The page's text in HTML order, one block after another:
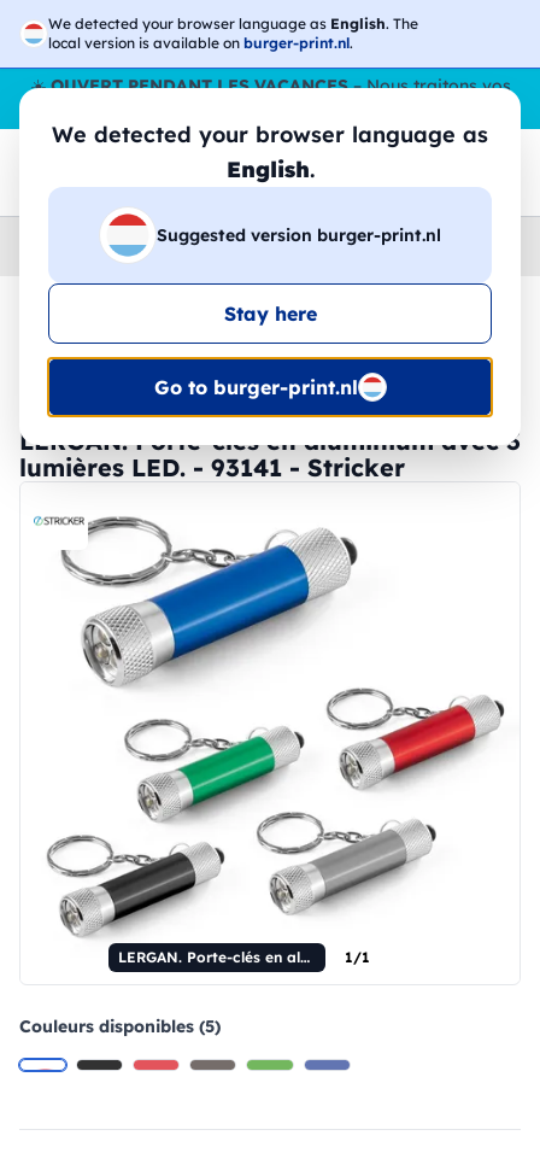
We detected your browser language as English. The
local version is available on burger-print.nl.
We detected your browser language as
English.
Suggested version burger-print.nl
Stay here
Go to burger-print.nl
☀️OUVERT PENDANT LES VACANCES– Nous traitons vos
Accessoires › porte-cles-et-cordons-personnalises
🔥 Impression DTF à -30 %
LERGAN. Porte-clés en aluminium avec 3
lumières LED. - 93141 - Stricker
LERGAN. Porte-clés en aluminium avec 3 lumières LED. 1/1
Couleurs disponibles (5)